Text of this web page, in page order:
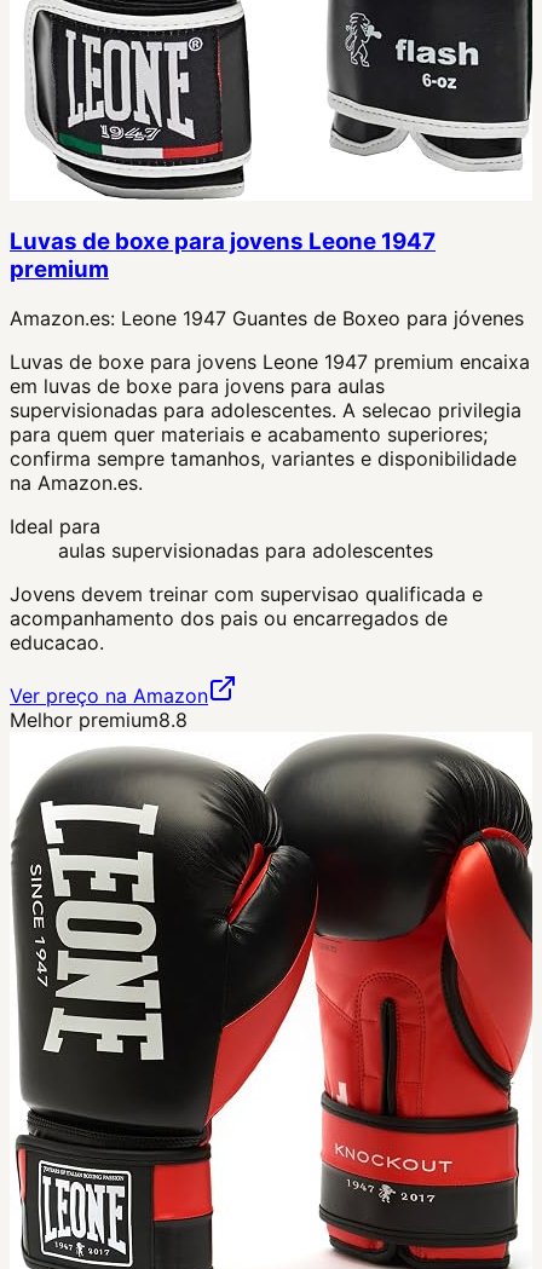
Luvas de boxe para jovens Leone 1947
premium
Amazon.es: Leone 1947 Guantes de Boxeo para jóvenes
Luvas de boxe para jovens Leone 1947 premium encaixa
em luvas de boxe para jovens para aulas
supervisionadas para adolescentes. A selecao privilegia
para quem quer materiais e acabamento superiores;
confirma sempre tamanhos, variantes e disponibilidade
na Amazon.es.
Ideal para
aulas supervisionadas para adolescentes
Jovens devem treinar com supervisao qualificada e
acompanhamento dos pais ou encarregados de
educacao.
Ver preço na Amazon
Melhor premium8.8